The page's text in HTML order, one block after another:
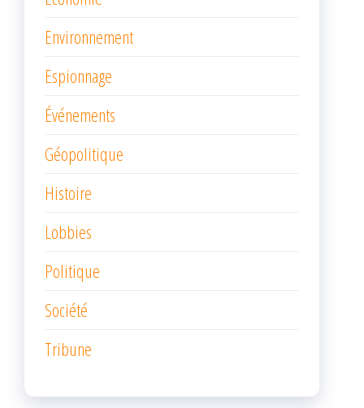
Environnement
Espionnage
Événements
Géopolitique
Histoire
Lobbies
Politique
Société
Tribune